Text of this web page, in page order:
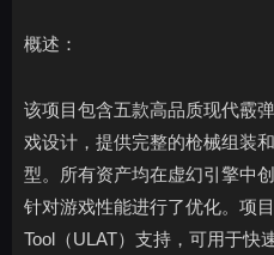
概述：
该项目包含五款高品质现代霰
戏设计，提供完整的枪械组装
型。所有资产均在虚幻引擎中
针对游戏性能进行了优化。项
Tool（ULAT）支持，可用于快